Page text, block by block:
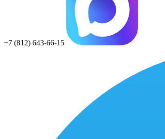
+7 (812) 643-66-15